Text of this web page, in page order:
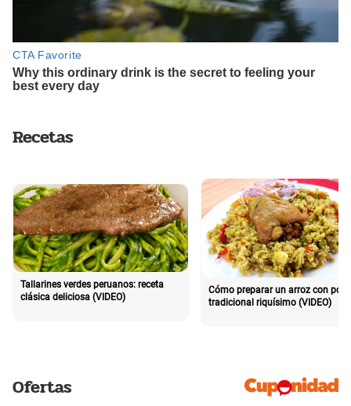
Recetas
Tallarines verdes peruanos: receta
clásica deliciosa (VIDEO)
Cómo preparar un arroz con pollo
tradicional riquísimo (VIDEO)
Ofertas